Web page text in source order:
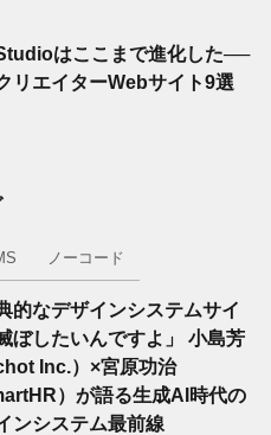
はここまで進化した──
リエイターWebサイト9選
ノーコード
的なデザインシステムサイ
ぼしたいんですよ」 小島芳
Inc.）×宮原功治
）が語る生成AI時代の
ンシステム最前線